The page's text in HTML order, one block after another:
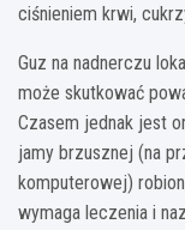
ciśnieniem krwi,
Guz na nadnerczu
może skutkować
Czasem jednak jest
jamy brzusznej (na
komputerowej)
wymaga leczenia i